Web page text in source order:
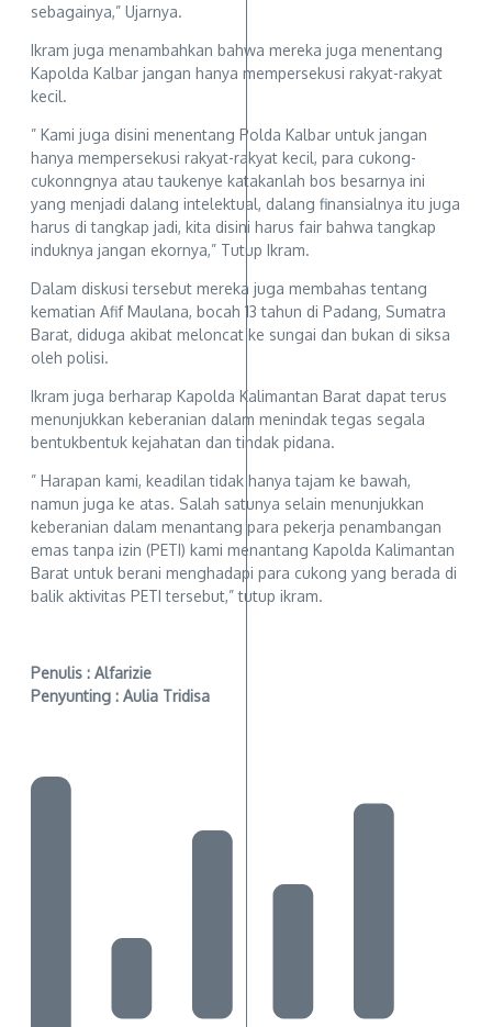
sebagainya,” Ujarnya.
Ikram juga menambahkan bahwa mereka juga menentang
Kapolda Kalbar jangan hanya mempersekusi rakyat-rakyat
kecil.
” Kami juga disini menentang Polda Kalbar untuk jangan
hanya mempersekusi rakyat-rakyat kecil, para cukong-
cukonngnya atau taukenye katakanlah bos besarnya ini
yang menjadi dalang intelektual, dalang finansialnya itu juga
harus di tangkap jadi, kita disini harus fair bahwa tangkap
induknya jangan ekornya,” Tutup Ikram.
Dalam diskusi tersebut mereka juga membahas tentang
kematian Afif Maulana, bocah 13 tahun di Padang, Sumatra
Barat, diduga akibat meloncat ke sungai dan bukan di siksa
oleh polisi.
Ikram juga berharap Kapolda Kalimantan Barat dapat terus
menunjukkan keberanian dalam menindak tegas segala
bentukbentuk kejahatan dan tindak pidana.
” Harapan kami, keadilan tidak hanya tajam ke bawah,
namun juga ke atas. Salah satunya selain menunjukkan
keberanian dalam menantang para pekerja penambangan
emas tanpa izin (PETI) kami menantang Kapolda Kalimantan
Barat untuk berani menghadapi para cukong yang berada di
balik aktivitas PETI tersebut,” tutup ikram.
Penulis : Alfarizie
Penyunting : Aulia Tridisa